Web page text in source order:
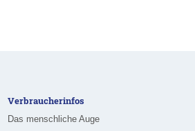
Verbraucherinfos
Das menschliche Auge